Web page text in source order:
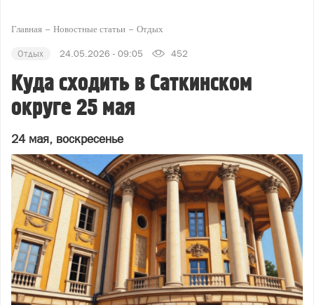
Главная Новостные статьи Отдых
Отдых 24.05.2026 - 09:05 452
Куда сходить в Саткинском
округе 25 мая
24 мая, воскресенье